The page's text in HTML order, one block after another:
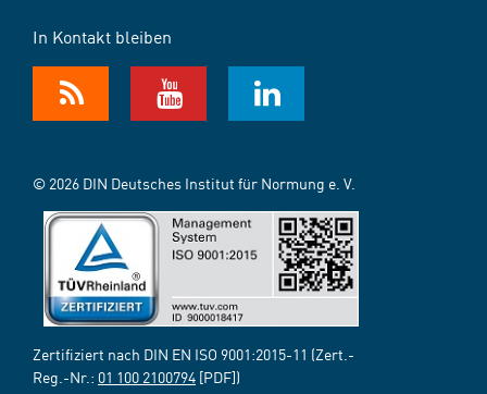
In Kontakt bleiben
© 2026 DIN Deutsches Institut für Normung e. V.
Zertifiziert nach DIN EN ISO 9001:2015-11 (Zert.-
Reg.-Nr.: 01 100 2100794 [PDF])